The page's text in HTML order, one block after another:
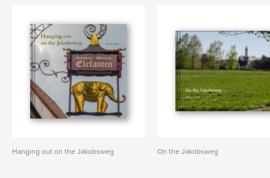
Hanging out on the Jakobsweg On the Jakobsweg